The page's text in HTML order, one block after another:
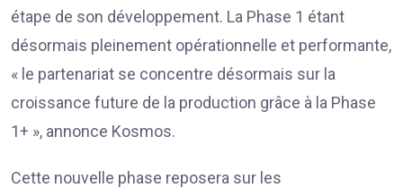
étape de son développement. La Phase 1 étant
désormais pleinement opérationnelle et performante,
« le partenariat se concentre désormais sur la
croissance future de la production grâce à la Phase
1+ », annonce Kosmos.
Cette nouvelle phase reposera sur les